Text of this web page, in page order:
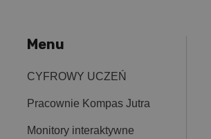
Menu
CYFROWY UCZEŃ
Pracownie Kompas Jutra
Monitory interaktywne